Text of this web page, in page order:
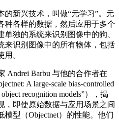
新兴技术，叫做“元学习”。元
种各样的数据，然后应用于多个
独的系统来识别图像中的狗、
来识别图像中的所有物体，包括
。
Barbu 与他的合作者在
A large-scale bias-controlled
recognition models”），揭
，即使原始数据与应用场景之间
型（Objectnet）的性能。他们